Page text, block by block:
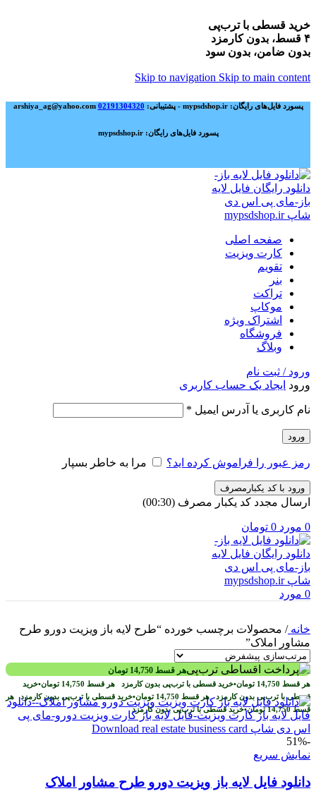
خرید قسطی با ترب‌پی
۴ قسط، بدون کارمزد
بدون ضامن، بدون سود
Skip to navigation Skip to main content
پسورد فایل‌های رایگان: mypsdshop.ir - پشتیبانی: arshiya_ag@yahoo.com 02191304320
پسورد فایل‌های رایگان: mypsdshop.ir
صفحه اصلی
کارت ویزیت
تقویم
بنر
تراکت
موکاپ
اشتراک ویژه
فروشگاه
وبلاگ
ورود / ثبت نام
ورود ایجاد یک حساب کاربری
نام کاربری یا آدرس ایمیل *
ورود
رمز عبور را فراموش کرده اید؟ مرا به خاطر بسپار
ورود با کد یکبارمصرف
ارسال مجدد کد یکبار مصرف (00:
30
)
0 مورد 0 تومان
0 مورد
خانه/ محصولات برچسب خورده “طرح لايه باز ويزيت دورو طرح
مشاور املاک”
هر قسط 14,750 تومان
هر قسط 14,750 تومان•خرید قسطی با ترب‌پی بدون کارمزد هر قسط 14,750 تومان•خرید
قسطی با ترب‌پی بدون کارمزد هر قسط 14,750 تومان•خرید قسطی با ترب‌پی بدون کارمزد هر
قسط14,750 تومان•خرید قسطی با ترب‌پی بدون کارمزد
-51%
نمایش سریع
دانلود فایل لايه باز ويزيت دورو طرح مشاور املاک